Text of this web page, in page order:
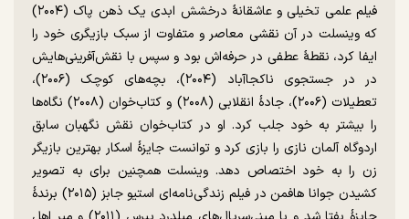
فیلم علمی تخیلی و عاشقانهٔ درخشش ابدی یک ذهن پاک (۲۰۰۴)
که وینسلت در آن نقشی معاصر و متفاوت از سبک بازیگری خود را
ایفا کرد، نقطهٔ عطفی در حرفه‌اش بود و سپس با نقش‌آفرینی‌هایش
در در جستجوی ناکجاآباد (۲۰۰۴)، بچه‌های کوچک (۲۰۰۶)،
تعطیلات (۲۰۰۶)، جادهٔ انقلابی (۲۰۰۸) و کتاب‌خوان (۲۰۰۸) نگاه‌ها
را بیشتر به خود جلب کرد. او در کتاب‌خوان نقش نگهبان سابق
اردوگاه آلمان نازی را بازی کرد و توانست جایزهٔ اسکار بهترین بازیگر
زن را به خود اختصاص دهد. وینسلت همچنین برای به تصویر
کشیدن جوانا هافمن در فیلم زندگی‌نامه‌ای استیو جابز (۲۰۱۵) برندهٔ